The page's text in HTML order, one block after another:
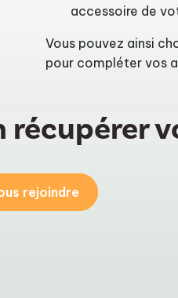
accessoire de
Vous pouvez ainsi
pour compléter vos
récupérer
rejoindre